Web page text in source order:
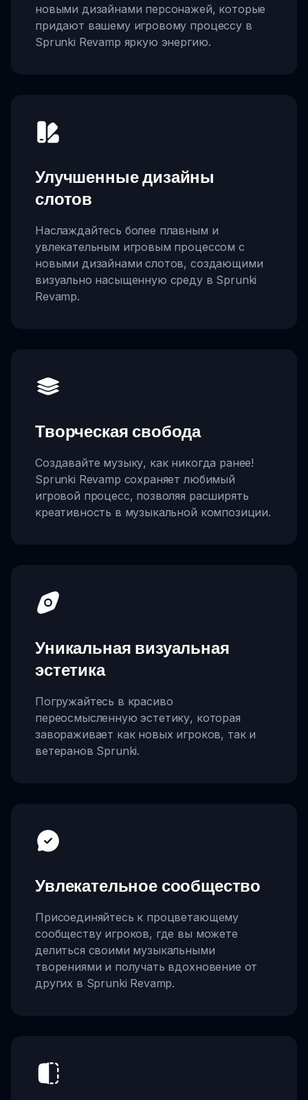
новыми дизайнами персонажей, которые
придают вашему игровому процессу в
Sprunki Revamp яркую энергию.
Улучшенные дизайны
слотов
Наслаждайтесь более плавным и
увлекательным игровым процессом с
новыми дизайнами слотов, создающими
визуально насыщенную среду в Sprunki
Revamp.
Творческая свобода
Создавайте музыку, как никогда ранее!
Sprunki Revamp сохраняет любимый
игровой процесс, позволяя расширять
креативность в музыкальной композиции.
Уникальная визуальная
эстетика
Погружайтесь в красиво
переосмысленную эстетику, которая
завораживает как новых игроков, так и
ветеранов Sprunki.
Увлекательное сообщество
Присоединяйтесь к процветающему
сообществу игроков, где вы можете
делиться своими музыкальными
творениями и получать вдохновение от
других в Sprunki Revamp.